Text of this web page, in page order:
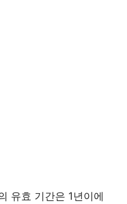
유효 기간은 1년이에